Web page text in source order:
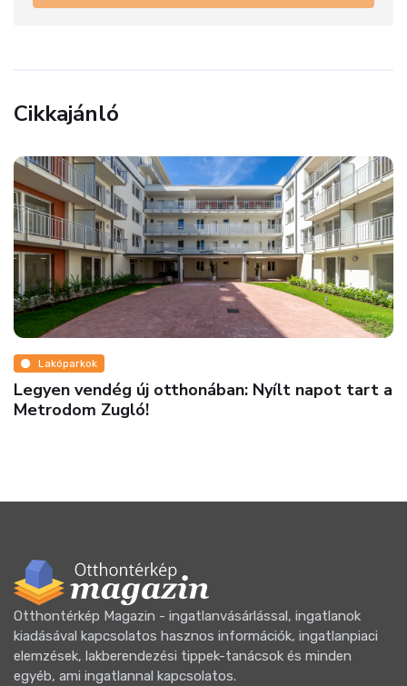
Cikkajánló
új otthonában: Nyílt napot tart a
Szeptemberi
Otthontérkép Magazin - ingatlanvásárlással, ingatlanok
kiadásával kapcsolatos hasznos információk, ingatlanpiaci
elemzések, lakberendezési tippek-tanácsok és minden
egyéb, ami ingatlannal kapcsolatos.